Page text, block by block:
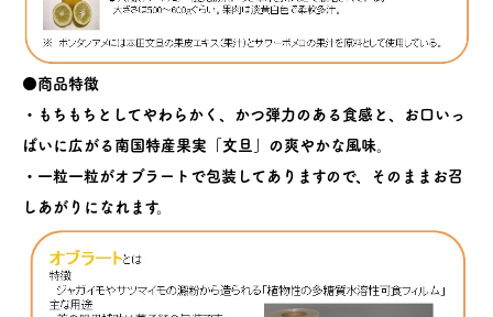
●商品特徴
・もちもちとしてやわらかく、かつ弾力のある食感と、お口いっ
ぱいに広がる南国特産果実「文旦」の爽やかな風味。
・一粒一粒がオブラートで包装してありますので、そのままお召
しあがりになれます。